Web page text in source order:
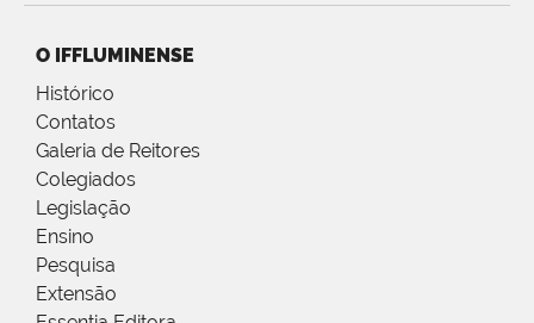
O IFFLUMINENSE
Histórico
Contatos
Galeria de Reitores
Colegiados
Legislação
Ensino
Pesquisa
Extensão